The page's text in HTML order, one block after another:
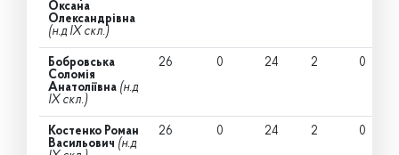
Оксана
Олександрівна
(н.д IX скл.)
Бобровська
Соломія
Анатоліївна (н.д
IX скл.)
26 0 24 2 0
Костенко Роман
Васильович (н.д
26 0 24 2 0